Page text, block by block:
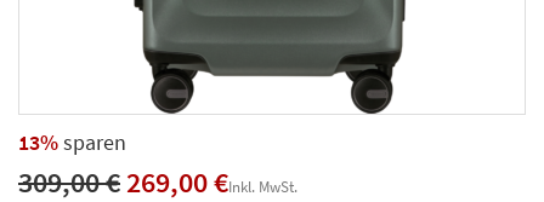
13%sparen
309,00 €269,00 €Inkl. MwSt.